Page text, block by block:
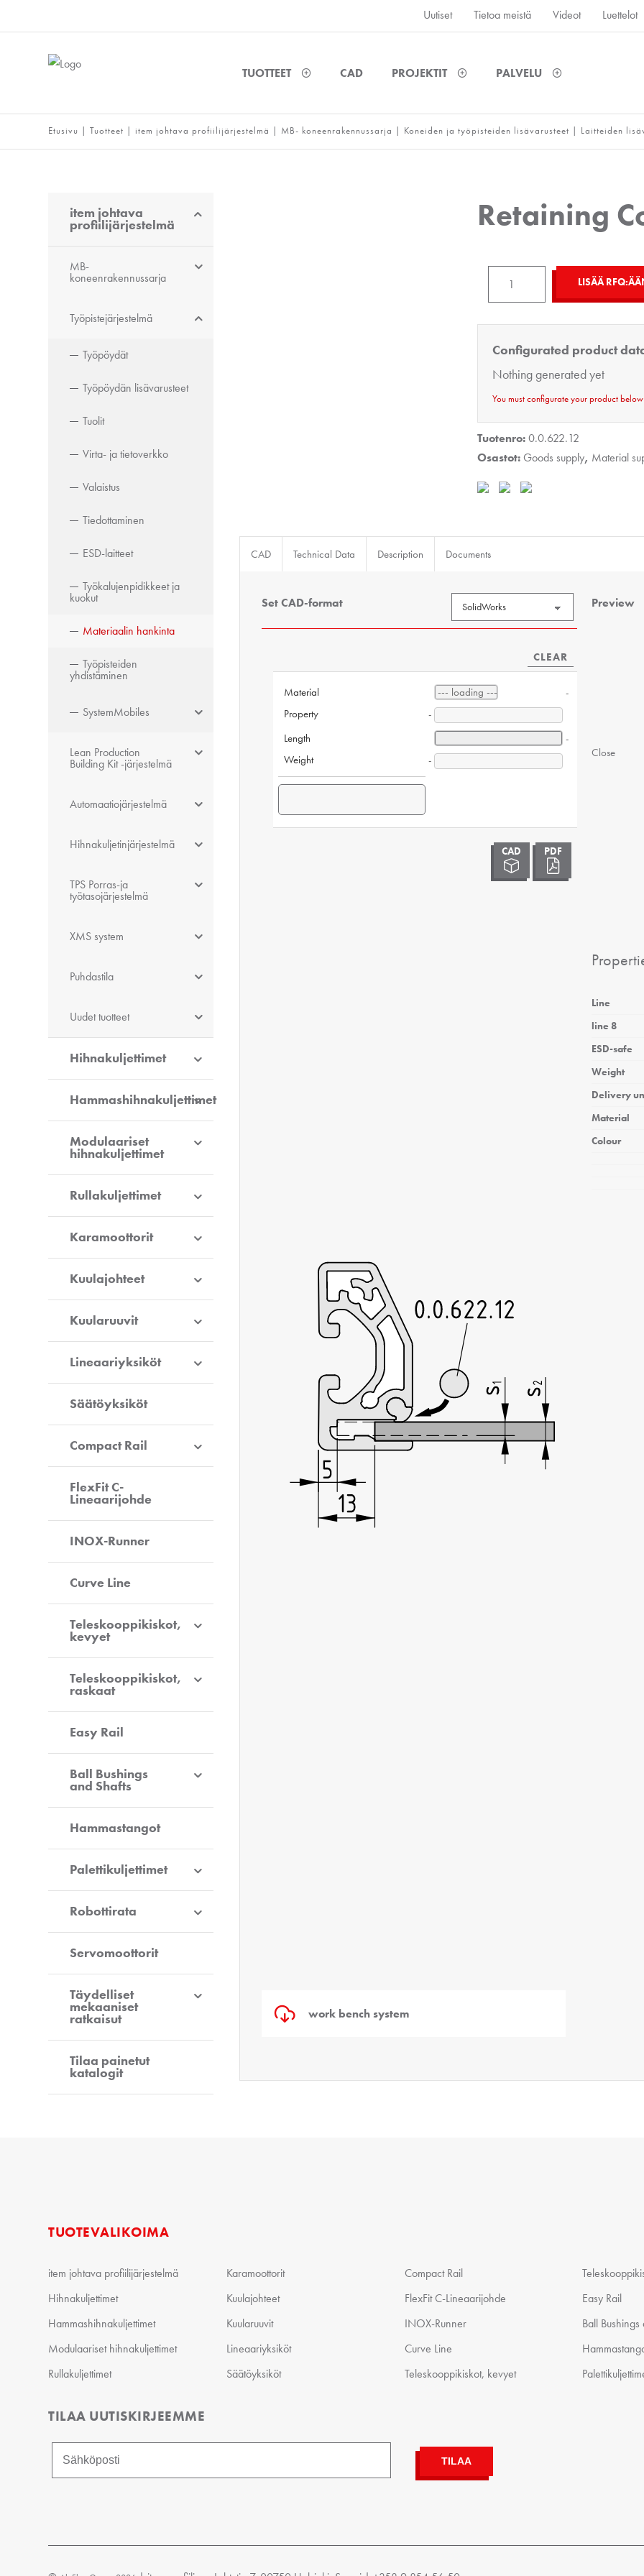
Uutiset Tietoa meistä Videot Luettelot
TUOTTEET CAD PROJEKTIT PALVELU
Etusivu |Tuotteet | item johtava profiilijärjestelmä | MB- koneenrakennussarja | Koneiden ja työpisteiden lisävarusteet | Laitteiden
item johtava
profiilijärjestelmä
MB-
koneenrakennussarja
Työpistejärjestelmä
Työpöydät
Työpöydän lisävarusteet
Tuolit
Virta- ja tietoverkko
Valaistus
Tiedottaminen
ESD-laitteet
Työkalujenpidikkeet ja
kuokut
Materiaalin hankinta
Työpisteiden
yhdistäminen
SystemMobiles
Lean Production
Building Kit -järjestelmä
Automaatiojärjestelmä
Hihnakuljetinjärjestelmä
TPS Porras-ja
työtasojärjestelmä
XMS system
Puhdastila
Uudet tuotteet
Hihnakuljettimet
Hammashihnakuljettimet
Modulaariset
hihnakuljettimet
Rullakuljettimet
Karamoottorit
Kuulajohteet
Kuularuuvit
Lineaariyksiköt
Säätöyksiköt
Compact Rail
FlexFit C-
Lineaarijohde
INOX-Runner
Curve Line
Teleskooppikiskot,
kevyet
Teleskooppikiskot,
raskaat
Easy Rail
Ball Bushings
and Shafts
Hammastangot
Palettikuljettimet
Robottirata
Servomoottorit
Täydelliset
mekaaniset
ratkaisut
Tilaa painetut
katalogit
Retaining
määrä
LISÄÄ
Configurated product
Nothing generated yet
You must configurate your product
Tuotenro:0.0.622.12
Osastot:Goods supply, Material
CAD Technical Data Description Documents
Set CAD-format
CLEAR
Material -
Property -
Length -
Weight -
Preview
Close
Line
line 8
ESD-safe
Weight
Delivery
Material
Colour
work bench system
TUOTEVALIKOIMA
item johtava profiilijärjestelmä
Hihnakuljettimet
Hammashihnakuljettimet
Modulaariset hihnakuljettimet
Rullakuljettimet
Karamoottorit
Kuulajohteet
Kuularuuvit
Lineaariyksiköt
Säätöyksiköt
Compact Rail
FlexFit C-Lineaarijohde
INOX-Runner
Curve Line
Teleskooppikiskot, kevyet
Easy Rail
Ball
TILAA UUTISKIRJEEMME